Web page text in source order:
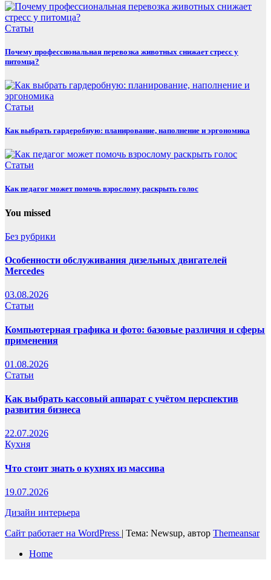
Статьи
Почему профессиональная перевозка животных снижает стресс у
питомца?
Статьи
Как выбрать гардеробную: планирование, наполнение и эргономика
Статьи
Как педагог может помочь взрослому раскрыть голос
You missed
Без рубрики
Особенности обслуживания дизельных двигателей
Mercedes
03.08.2026
Статьи
Компьютерная графика и фото: базовые различия и сферы
применения
01.08.2026
Статьи
Как выбрать кассовый аппарат с учётом перспектив
развития бизнеса
22.07.2026
Кухня
Что стоит знать о кухнях из массива
19.07.2026
Дизайн интерьера
Сайт работает на WordPress | Тема: Newsup, автор Themeansar
Home